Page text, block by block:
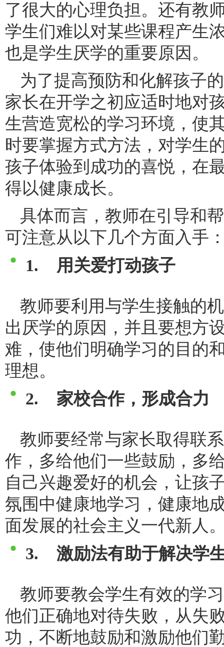
了很大的心理负担。还有教
学生们难以对某些课程产生
也是学生厌学的重要原因。
为了提高预防和化解孩子
家长在开学之初应适时地对
生营造宽松的学习环境，使
时要掌握方式方法，对学生
孩子体验到成功的喜悦，在
得以健康成长。
具体而言，教师在引导和
可注意从以下几个方面入手
1. 用关爱打动孩子
教师要利用与学生接触的
出厌学的原因，并且要想方
难，使他们明确学习的目的
理想。
2. 家校合作，形成合力
教师要经常与家长取得联
作，多给他们一些鼓励，多
自己兴趣爱好的机会，让孩
氛围中健康地学习，健康地
面发展的社会主义一代新人
3. 激励法有助于解决学
教师要教会学生有效的学
他们正确地对待失败，从失
功，不断地鼓励和激励他们